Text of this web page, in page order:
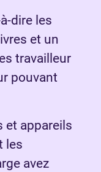
dire les
et un
travailleur
pouvant
et appareils
les
avez